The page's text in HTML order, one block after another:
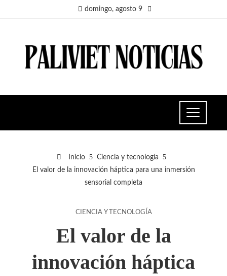
domingo, agosto 9
Inicio
Ciencia y tecnología
El valor de la innovación háptica para una inmersión
sensorial completa
CIENCIA Y TECNOLOGÍA
El valor de la
innovación háptica